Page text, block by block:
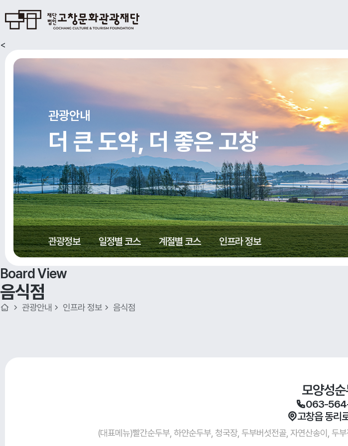
<
관광안내
더 큰 도약, 더 좋은 고창
관광정보 일정별 코스 계절별 코스 인프라 정보
Board View
음식점
관광안내 인프라 정보 음식점
모양성
063-
고창읍 동리
(대표메뉴)빨간순두부, 하얀순두부, 청국장, 두부버섯전골, 자연산송이, 두